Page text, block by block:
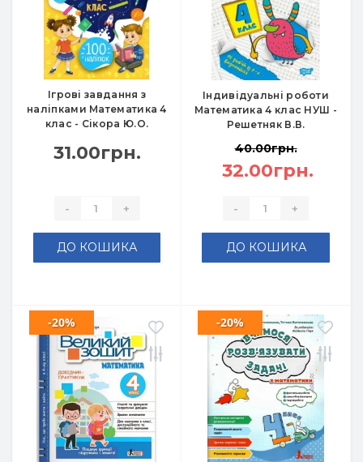
Ігрові завдання з
наліпками Математика 4
клас - Сікора Ю.О.
31.00грн.
- +
ДО КОШИКА
Індивідуальні роботи
Математика 4 клас НУШ -
Решетняк В.В.
40.00грн.
32.00грн.
- +
ДО КОШИКА
-20% -20%